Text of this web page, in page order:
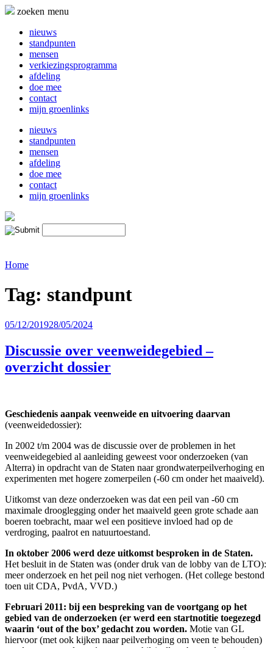
Naar
inhoud
springen
zoeken menu
nieuws
standpunten
mensen
verkiezingsprogramma
afdeling
doe mee
contact
mijn groenlinks
nieuws
standpunten
mensen
afdeling
doe mee
contact
mijn groenlinks
Home
Tag: standpunt
Geplaatst
05/12/201928/05/2024
Discussie over veenweidegebied –
overzicht dossier
Geschiedenis aanpak veenweide en uitvoering daarvan
(veenweidedossier):
In 2002 t/m 2004 was de discussie over de problemen in het
veenweidegebied al aanleiding geweest voor onderzoeken (van
Alterra) in opdracht van de Staten naar grondwaterpeilverhoging en
experimenten met hogere zomerpeilen (-60 cm onder het maaiveld).
Uitkomst van deze onderzoeken was dat een peil van -60 cm
maximale drooglegging onder het maaiveld geen grote schade aan
boeren toebracht, maar wel een positieve invloed had op de
verdroging, paalrot en natuurtoestand.
In oktober 2006 werd deze uitkomst besproken in de Staten.
Het besluit in de Staten was (onder druk van de lobby van de LTO):
meer onderzoek en het peil nog niet verhogen. (Het college bestond
toen uit CDA, PvdA, VVD.)
Februari 2011: bij een bespreking van de voortgang op het
gebied van de onderzoeken (er werd een startnotitie toegezegd
waarin ‘out of the box’ gedacht zou worden. Motie van GL
hiervoor (met ook kijken naar peilverhoging om veen te behouden)